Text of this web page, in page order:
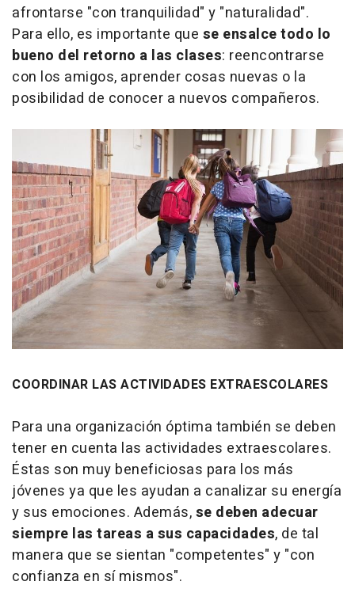
afrontarse "con tranquilidad" y "naturalidad".
Para ello, es importante que se ensalce todo lo
bueno del retorno a las clases: reencontrarse
con los amigos, aprender cosas nuevas o la
posibilidad de conocer a nuevos compañeros.
COORDINAR LAS ACTIVIDADES EXTRAESCOLARES
Para una organización óptima también se deben
tener en cuenta las actividades extraescolares.
Éstas son muy beneficiosas para los más
jóvenes ya que les ayudan a canalizar su energía
y sus emociones. Además,se deben adecuar
siempre las tareas a sus capacidades, de tal
manera que se sientan "competentes" y "con
confianza en sí mismos".